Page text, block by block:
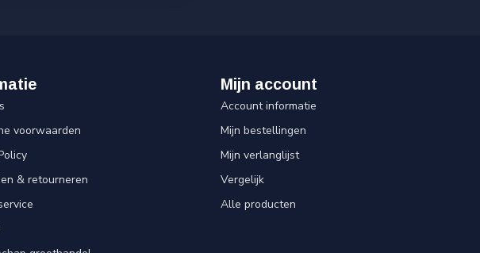
voorwaarden
& retourneren
Mijn account
Account informatie
Mijn bestellingen
Mijn verlanglijst
Vergelijk
Alle producten